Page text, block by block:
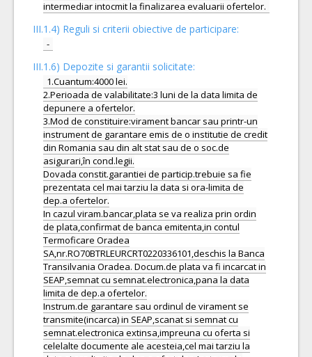
III.1.4) Reguli si criterii obiective de participare:
-
III.1.6) Depozite si garantii solicitate:
1.Cuantum:4000 lei.
2.Perioada de valabilitate:3 luni de la data limita de
depunere a ofertelor.
3.Mod de constituire:virament bancar sau printr-un
instrument de garantare emis de o institutie de credit
din Romania sau din alt stat sau de o soc.de
asigurari,în cond.legii.
Dovada constit.garantiei de particip.trebuie sa fie
prezentata cel mai tarziu la data si ora-limita de
dep.a ofertelor.
In cazul viram.bancar,plata se va realiza prin ordin
de plata,confirmat de banca emitenta,in contul
Termoficare Oradea
SA,nr.RO70BTRLEURCRT0220336101,deschis la Banca
Transilvania Oradea. Docum.de plata va fi incarcat in
SEAP,semnat cu semnat.electronica,pana la data
limita de dep.a ofertelor.
Instrum.de garantare sau ordinul de virament se
transmite(incarca) in SEAP,scanat si semnat cu
semnat.electronica extinsa,impreuna cu oferta si
celelalte documente ale acesteia,cel mai tarziu la